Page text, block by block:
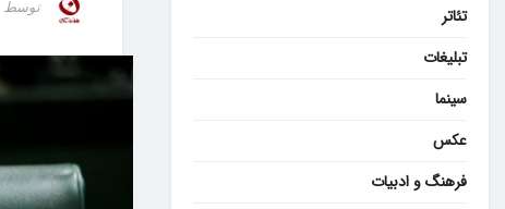
توسط
تئاتر
تبلیغات
سینما
عکس
فرهنگ و ادبیات